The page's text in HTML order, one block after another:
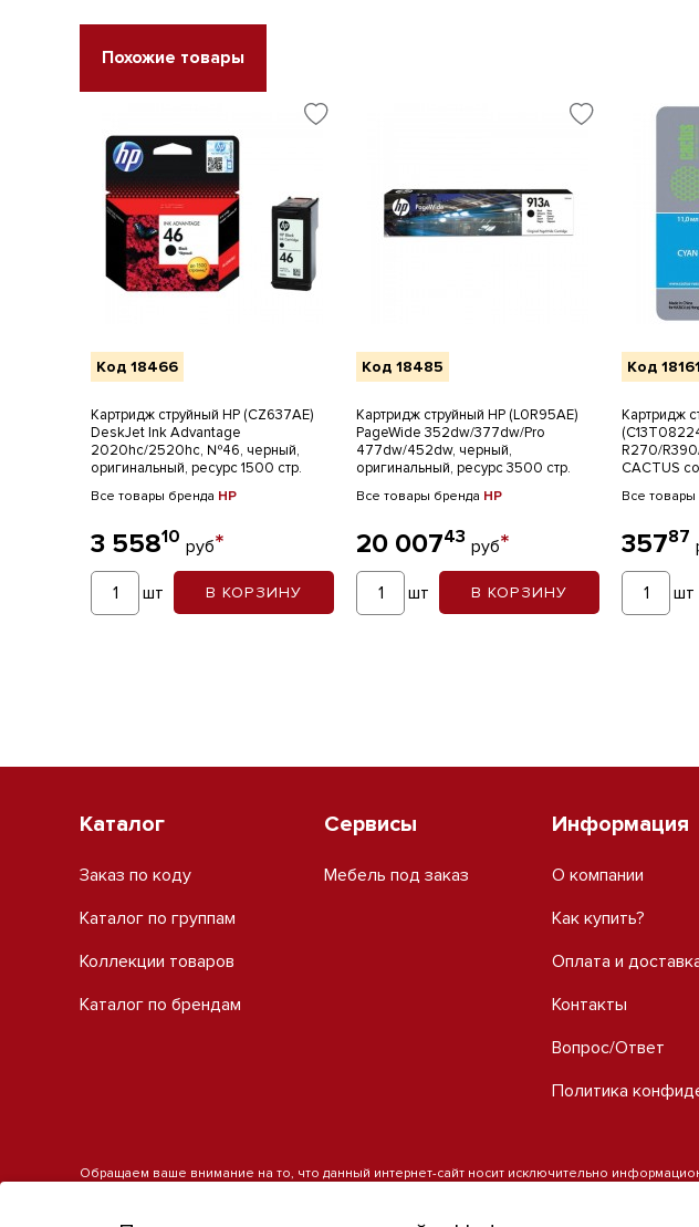
Похожие товары
Код 18466
Картридж струйный HP (CZ637AE)
DeskJet Ink Advantage
2020hc/2520hc, №46, черный,
оригинальный, ресурс 1500 стр.
Все товары бренда HP
3 55810 руб*
шт В КОРЗИНУ
Код 18485
Картридж струйный HP (L0R95AE)
PageWide 352dw/377dw/Pro
477dw/452dw, черный,
оригинальный, ресурс 3500 стр.
Все товары бренда HP
20 00743 руб*
шт В КОРЗИНУ
Код 18161
Картридж
R270/
CACTUS
Все товары
35787
шт
Каталог
Заказ по коду
Каталог по группам
Коллекции товаров
Каталог по брендам
Сервисы
Мебель под заказ
Информация
О компании
Как купить?
Оплата и
Контакты
Вопрос/Ответ
Политика
Обращаем ваше внимание на то, что данный интернет-сайт носит исключительно